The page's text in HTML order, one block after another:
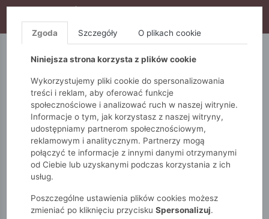
S10), DODATKOWE 15% ZA 3SZT (KOD: S15)
5.10.15. QUIOSQUE
Monnari Zobacz wszystko Bluzy
Rozpinane
Stylowa bluza damska
Zgoda Szczegóły O plikach cookie
Niniejsza strona korzysta z plików cookie
Wykorzystujemy pliki cookie do spersonalizowania
treści i reklam, aby oferować funkcje
społecznościowe i analizować ruch w naszej witrynie.
Informacje o tym, jak korzystasz z naszej witryny,
udostępniamy partnerom społecznościowym,
reklamowym i analitycznym. Partnerzy mogą
połączyć te informacje z innymi danymi otrzymanymi
od Ciebie lub uzyskanymi podczas korzystania z ich
usług.
Poszczególne ustawienia plików cookies możesz
zmieniać po kliknięciu przycisku Spersonalizuj.